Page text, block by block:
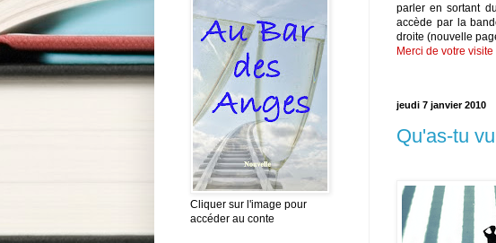
parler en sortant
accède par la
droite (nouvelle
Merci de votre
jeudi 7 janvier 2010
Qu'as-tu
Cliquer sur l'image pour
accéder au conte